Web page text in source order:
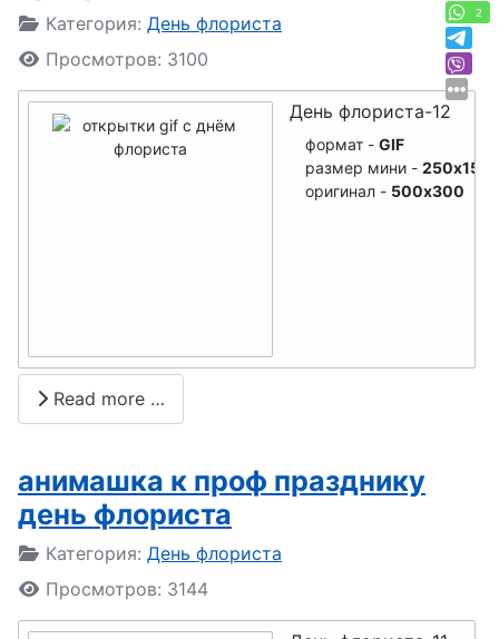
травматоло
га
День
полярника
ря
День
сварщика
День
кровельщик
а
химика
Подробности
Категория: День флориста
Просмотров: 3100
День флориста-12
формат - GIF
размер мини - 250x150
оригинал - 500x300
Read more …
анимашка к проф празднику
день флориста
Подробности
Категория: День флориста
Просмотров: 3144
2